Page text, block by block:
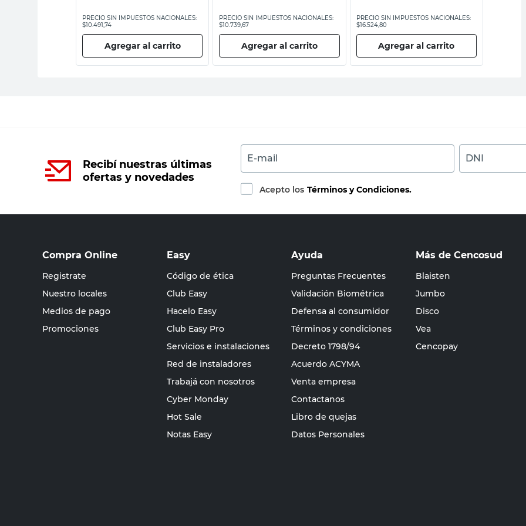
PRECIO SIN IMPUESTOS NACIONALES:
$10.491,74
Agregar al carrito
PRECIO SIN IMPUESTOS NACIONALES:
$10.739,67
Agregar al carrito
PRECIO SIN IMPUESTOS NACIONALES:
$16.524,80
Agregar al carrito
Recibí nuestras últimas
ofertas y novedades
E-mail DNI
Acepto los Términos y Condiciones.
Compra Online
Registrate
Nuestro locales
Medios de pago
Promociones
Easy
Código de ética
Club Easy
Hacelo Easy
Club Easy Pro
Servicios e instalaciones
Red de instaladores
Trabajá con nosotros
Cyber Monday
Hot Sale
Notas Easy
Ayuda
Preguntas Frecuentes
Validación Biométrica
Defensa al consumidor
Términos y condiciones
Decreto 1798/94
Acuerdo ACYMA
Venta empresa
Contactanos
Libro de quejas
Datos Personales
Más de Cencosud
Blaisten
Jumbo
Disco
Vea
Cencopay